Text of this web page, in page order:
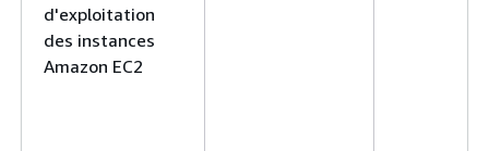
d'exploitation
des instances
Amazon EC2